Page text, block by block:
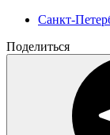
Санкт-
Поделиться